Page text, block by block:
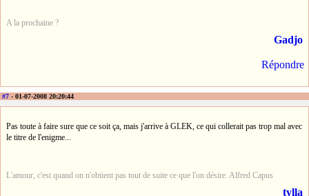
A la prochaine ?
Gadjo
Répondre
#7 - 01-07-2008 20:20:44
Pas toute à faire sure que ce soit ça, mais j'arrive à GLEK, ce qui collerait pas trop mal avec
le titre de l'enigme...
L'amour, c'est quand on n'obtient pas tout de suite ce que l'on désire. Alfred Capus
tylla